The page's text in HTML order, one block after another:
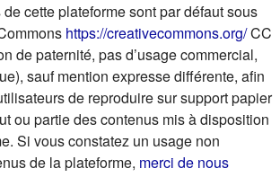
cette plateforme sont par défaut sous
https://creativecommons.org/CC
de paternité, pas d’usage commercial,
sauf mention expresse différente, afin
de reproduire sur support papier
ou partie des contenus mis à disposition
Si vous constatez un usage non
de la plateforme, merci de nous
un nouvel onglet)